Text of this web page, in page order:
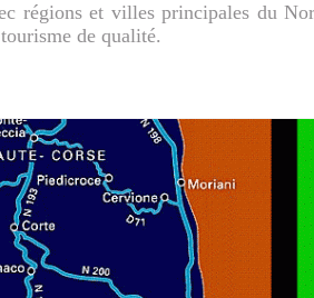
régions et villes principales du
de qualité.